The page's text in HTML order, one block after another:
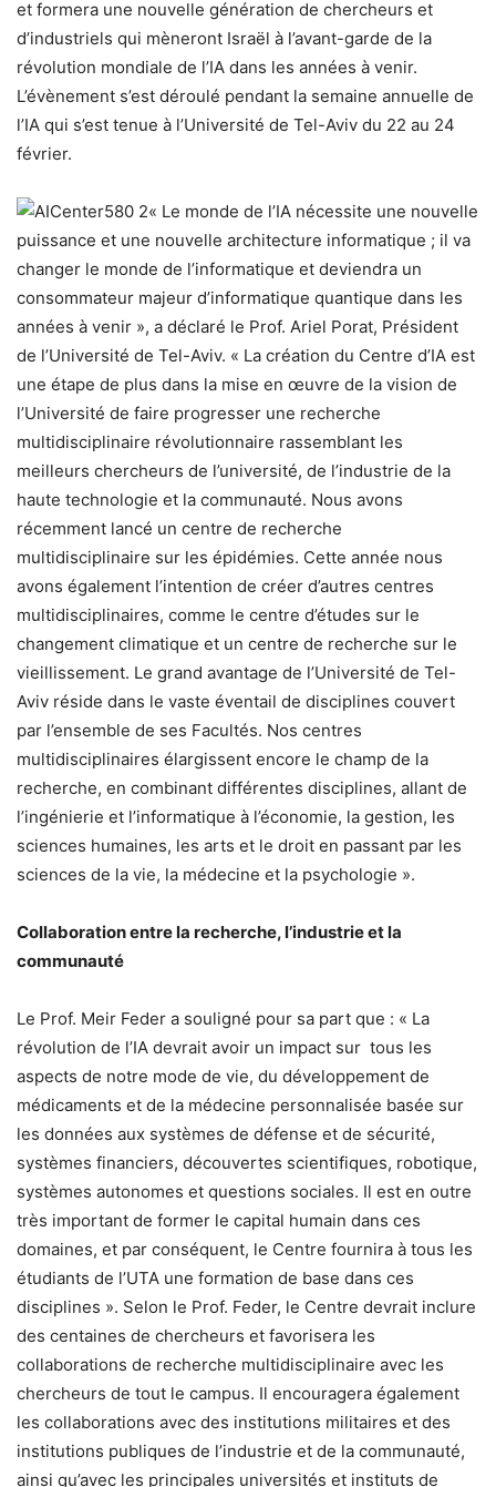
et formera une nouvelle génération de chercheurs et
d’industriels qui mèneront Israël à l’avant-garde de la
révolution mondiale de l’IA dans les années à venir.
L’évènement s’est déroulé pendant la semaine annuelle de
l’IA qui s’est tenue à l’Université de Tel-Aviv du 22 au 24
février.
« Le monde de l’IA nécessite une nouvelle
puissance et une nouvelle architecture informatique ; il va
changer le monde de l’informatique et deviendra un
consommateur majeur d’informatique quantique dans les
années à venir », a déclaré le Prof. Ariel Porat, Président
de l’Université de Tel-Aviv. « La création du Centre d’IA est
une étape de plus dans la mise en œuvre de la vision de
l’Université de faire progresser une recherche
multidisciplinaire révolutionnaire rassemblant les
meilleurs chercheurs de l’université, de l’industrie de la
haute technologie et la communauté. Nous avons
récemment lancé un centre de recherche
multidisciplinaire sur les épidémies. Cette année nous
avons également l’intention de créer d’autres centres
multidisciplinaires, comme le centre d’études sur le
changement climatique et un centre de recherche sur le
vieillissement. Le grand avantage de l’Université de Tel-
Aviv réside dans le vaste éventail de disciplines couvert
par l’ensemble de ses Facultés. Nos centres
multidisciplinaires élargissent encore le champ de la
recherche, en combinant différentes disciplines, allant de
l’ingénierie et l’informatique à l’économie, la gestion, les
sciences humaines, les arts et le droit en passant par les
sciences de la vie, la médecine et la psychologie ».
Collaboration entre la recherche, l’industrie et la
communauté
Le Prof. Meir Feder a souligné pour sa part que : « La
révolution de l’IA devrait avoir un impact sur tous les
aspects de notre mode de vie, du développement de
médicaments et de la médecine personnalisée basée sur
les données aux systèmes de défense et de sécurité,
systèmes financiers, découvertes scientifiques, robotique,
systèmes autonomes et questions sociales. Il est en outre
très important de former le capital humain dans ces
domaines, et par conséquent, le Centre fournira à tous les
étudiants de l’UTA une formation de base dans ces
disciplines ». Selon le Prof. Feder, le Centre devrait inclure
des centaines de chercheurs et favorisera les
collaborations de recherche multidisciplinaire avec les
chercheurs de tout le campus. Il encouragera également
les collaborations avec des institutions militaires et des
institutions publiques de l’industrie et de la communauté,
ainsi qu’avec les principales universités et instituts de